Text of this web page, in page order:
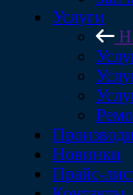
Услуги
Новинки
Прайс-